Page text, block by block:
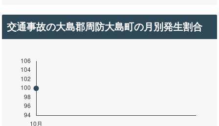
交通事故の大島郡周防大島町の月別発生割合